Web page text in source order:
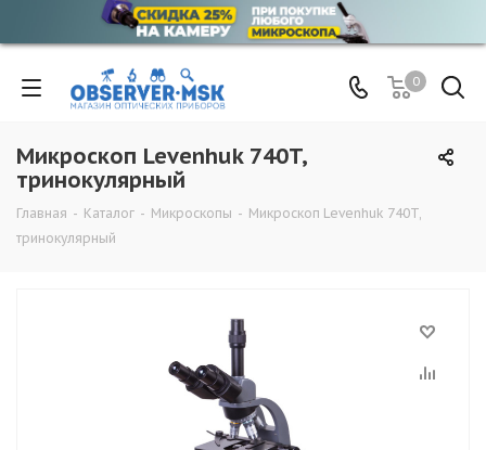
0
Микроскоп Levenhuk 740T,
тринокулярный
Главная - Каталог - Микроскопы - Микроскоп Levenhuk 740T,
тринокулярный